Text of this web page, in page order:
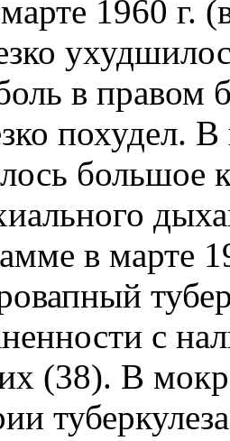
1960 г.
в правом
похудел.
большое
в марте
с
(38). В